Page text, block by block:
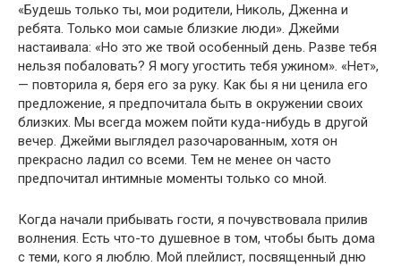
«Будешь только ты, мои родители, Николь, Дженна и
ребята. Только мои самые близкие люди». Джейми
настаивала: «Но это же твой особенный день. Разве тебя
нельзя побаловать? Я могу угостить тебя ужином». «Нет»,
— повторила я, беря его за руку. Как бы я ни ценила его
предложение, я предпочитала быть в окружении своих
близких. Мы всегда можем пойти куда-нибудь в другой
вечер. Джейми выглядел разочарованным, хотя он
прекрасно ладил со всеми. Тем не менее он часто
предпочитал интимные моменты только со мной.
Когда начали прибывать гости, я почувствовала прилив
волнения. Есть что-то душевное в том, чтобы быть дома
с теми, кого я люблю. Мой плейлист, посвященный дню